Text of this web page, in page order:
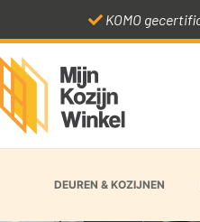
KOMO gecertificeerd
DEUREN & KOZIJNEN